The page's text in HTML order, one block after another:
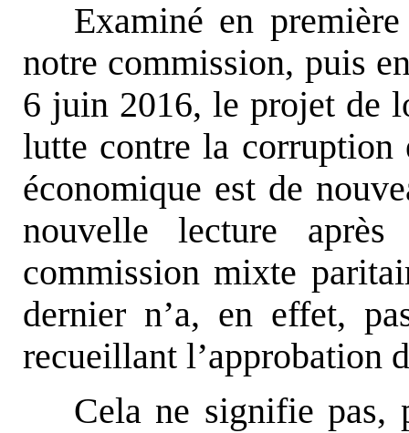
Examiné en
notre commission, puis
6 juin 2016, le projet de
lutte contre la
économique est de
nouvelle lecture
commission mixte
dernier n’a, en effet,
recueillant l’approbation
Cela ne signifie pas,